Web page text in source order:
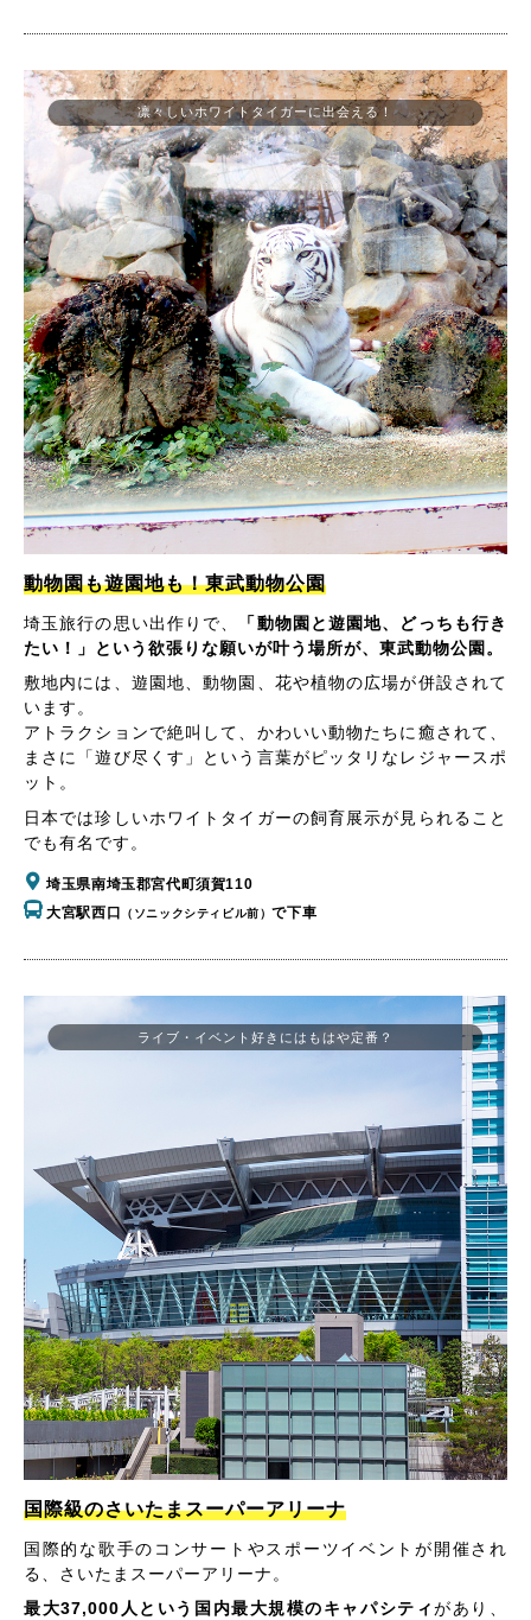
凛々しいホワイトタイガーに出会える！
動物園も遊園地も！東武動物公園
埼玉旅行の思い出作りで、
「動物園と遊園地、どっちも行き
たい！」という欲張りな願いが叶う場所が、東武動物公園。
敷地内には、遊園地、動物園、花や植物の広場が併設されて
います。
アトラクションで絶叫して、かわいい動物たちに癒されて、
まさに「遊び尽くす」という言葉がピッタリなレジャースポ
ット。
日本では珍しいホワイトタイガーの飼育展示が見られること
でも有名です。
埼玉県南埼玉郡宮代町須賀110
大宮駅西口
（ソニックシティビル前）で下車
国際級のさいたまスーパーアリーナ
国際的な歌手のコンサートやスポーツイベントが開催され
る、さいたまスーパーアリーナ。
最大37,000人という国内最大規模のキャパシティがあり、
ライブ・イベント好きにはもはや定番？